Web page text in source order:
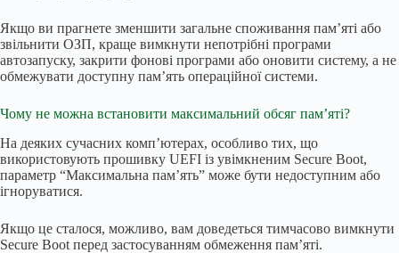
Якщо ви прагнете зменшити загальне споживання пам’яті або
звільнити ОЗП, краще вимкнути непотрібні програми
автозапуску, закрити фонові програми або оновити систему, а не
обмежувати доступну пам’ять операційної системи.
Чому не можна встановити максимальний обсяг пам’яті?
На деяких сучасних комп’ютерах, особливо тих, що
використовують прошивку UEFI із увімкненим Secure Boot,
параметр “Максимальна пам’ять” може бути недоступним або
ігноруватися.
Якщо це сталося, можливо, вам доведеться тимчасово вимкнути
Secure Boot перед застосуванням обмеження пам’яті.